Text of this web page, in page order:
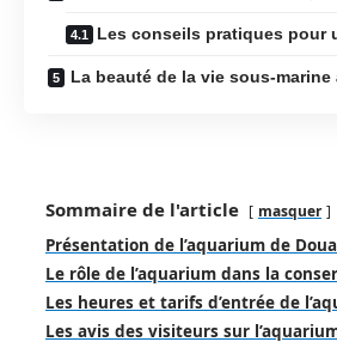
Les conseils pratiques pour
La beauté de la vie sous-marine
Sommaire de l'article masquer
Présentation de l’aquarium de
Le rôle de l’aquarium dans la
Les heures et tarifs d’entrée de
Les avis des visiteurs sur